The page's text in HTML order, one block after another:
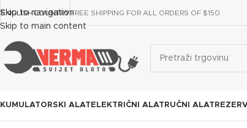
Skip to navigation
Skip to main content
ENGLISHCOUNTRYFREE SHIPPING FOR ALL ORDERS OF $150
ALAT ELEKTRIČNI ALAT RUČNI ALAT